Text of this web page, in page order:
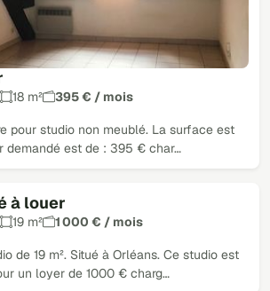
18 m² 395 € / mois
pour studio non meublé. La surface est
demandé est de : 395 € char…
à louer
19 m² 1 000 € / mois
de 19 m². Situé à Orléans. Ce studio est
un loyer de 1000 € charg…